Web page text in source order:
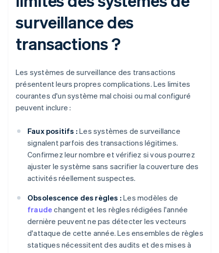
surveillance des
transactions ?
Les systèmes de surveillance des transactions
présentent leurs propres complications. Les limites
courantes d'un système mal choisi ou mal configuré
peuvent inclure :
Faux positifs : Les systèmes de surveillance
signalent parfois des transactions légitimes.
Confirmez leur nombre et vérifiez si vous pourrez
ajuster le système sans sacrifier la couverture des
activités réellement suspectes.
Obsolescence des règles : Les modèles de
fraude changent et les règles rédigées l'année
dernière peuvent ne pas détecter les vecteurs
d'attaque de cette année. Les ensembles de règles
statiques nécessitent des audits et des mises à